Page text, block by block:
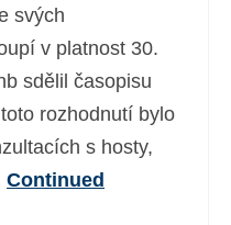
svých
v platnost 30.
sdělil časopisu
rozhodnutí bylo
s hosty,
Continued